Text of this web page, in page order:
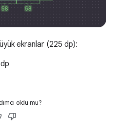
ekranlar (225 dp):
oldu mu?